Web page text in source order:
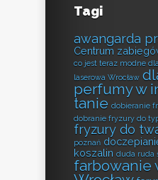
Tagi
awangarda
Centrum
co jest teraz modne
laserowa Wrocław
perfumy w
tanie dobieranie
dobranie fryzury do
fryzury do
poznań
koszalin duda ruda
farbowanie